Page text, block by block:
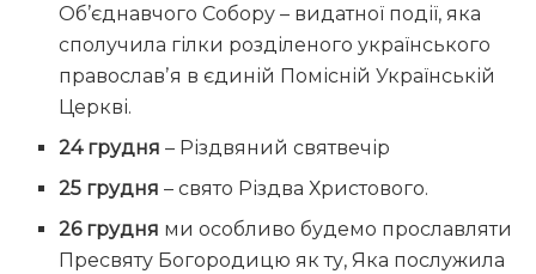
Об’єднавчого Собору – видатної події, яка
сполучила гілки розділеного українського
православʼя в єдиній Помісній Українській
Церкві.
24 грудня – Різдвяний святвечір
25 грудня – свято Різдва Христового.
26 грудня ми особливо будемо прославляти
Пресвяту Богородицю як ту, Яка послужила